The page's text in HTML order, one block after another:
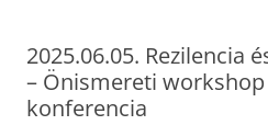
2025.06.05. Rezilencia
– Önismereti
konferencia